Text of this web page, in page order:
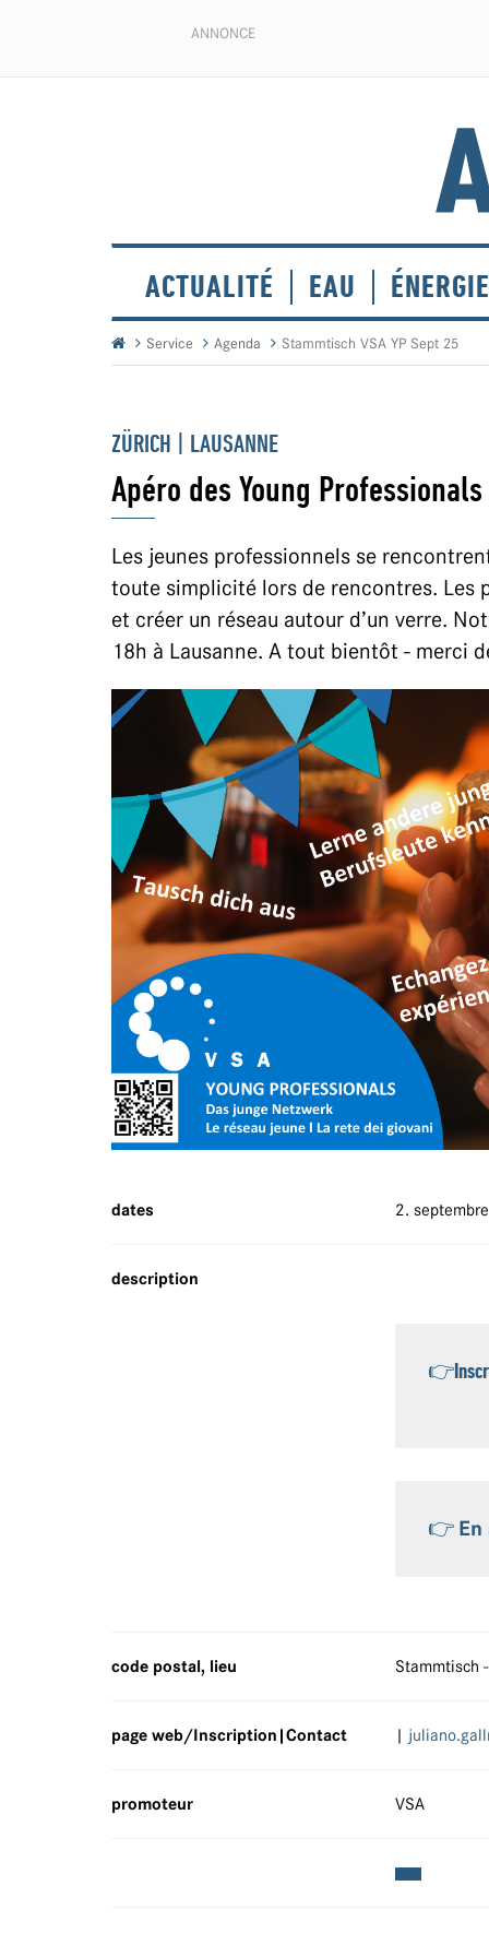
ANNONCE
ACTUALITÉ EAU ÉNERGIE
Service Agenda Stammtisch VSA YP Sept 25
ZÜRICH | LAUSANNE
Apéro des Young Professionals
Les jeunes professionnels se
toute simplicité lors de rencontres. Les
et créer un réseau autour d’un verre.
18h à Lausanne. A tout bientôt - merci
dates 2.
description
👉
👉
code postal, lieu Stammtisch
page web/Inscription|Contact |
promoteur VSA